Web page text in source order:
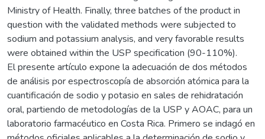
Ministry of Health. Finally, three batches of the product in
question with the validated methods were subjected to
sodium and potassium analysis, and very favorable results
were obtained within the USP specification (90-110%).
El presente artículo expone la adecuación de dos métodos
de análisis por espectroscopía de absorción atómica para la
cuantificación de sodio y potasio en sales de rehidratación
oral, partiendo de metodologías de la USP y AOAC, para un
laboratorio farmacéutico en Costa Rica. Primero se indagó en